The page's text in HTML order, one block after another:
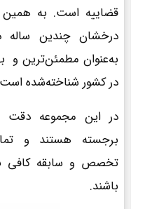
قضاییه است. به همین
درخشان چندین ساله
به‌عنوان مطمئن‌ترین و
در کشور شناخته‌شده
در این مجموعه دقت
برجسته هستند و
تخصص و سابقه کافی
باشند.